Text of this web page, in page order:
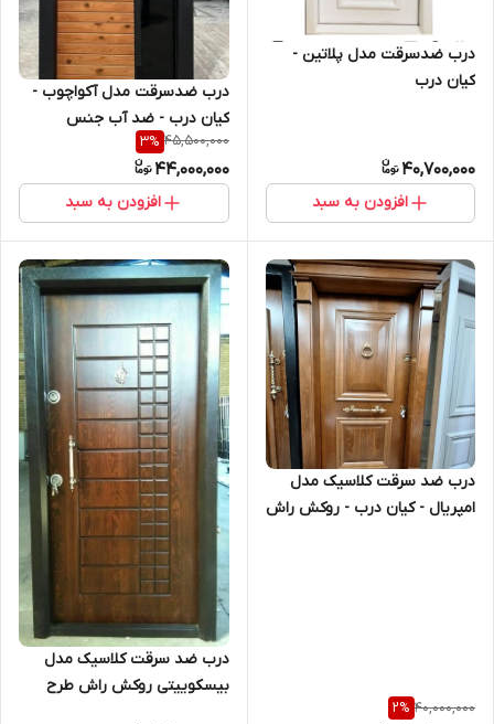
درب ضدسرقت مدل پلاتین -
کیان درب
40,700,000
افزودن به سبد
درب ضدسرقت مدل آکواچوب -
کیان درب - ضد آب جنس
شیشه (ترموگلس)
45,500,000
3%
44,000,000
افزودن به سبد
درب ضد سرقت کلاسیک مدل
امپریال - کیان درب - روکش راش
40,000,000
2%
درب ضد سرقت کلاسیک مدل
بیسکوییتی روکش راش طرح